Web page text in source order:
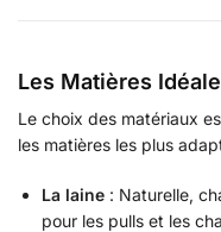
Les Matières
Le choix des matériaux
les matières les plus
La laine : Naturelle,
pour les pulls et les